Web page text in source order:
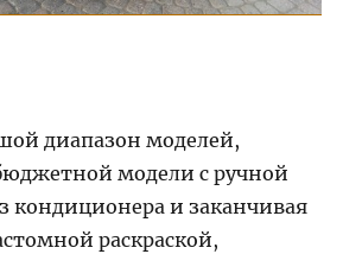
диапазон моделей,
модели с ручной
кондиционера и заканчивая
раскраской,